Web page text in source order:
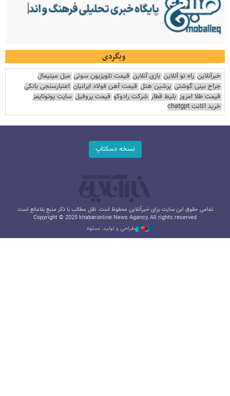
وبگردی
خبرآنلاین راه نو آنلاین بازی آنلاین قیمت تلویزیون سونی مبل مینیمال
جراح بینی گوشتی پرشین هتل قیمت آهن فولاد ایرانیان اعتبارسنجی بانکی
قیمت طلا امروز بلیط قطار شرکت رادوکو قیمت پروفیل سایت یوتوتایمز
خرید اکانت chatgpt
نسخه دسکتاپ
تمامی حقوق این سایت برای خبرآنلاین محفوظ است. نقل مطالب با ذکر منبع بلامانع است.
Copyright © 2025 khabaronline News Agancy, All rights reserved
طراحی و تولید: نستوه